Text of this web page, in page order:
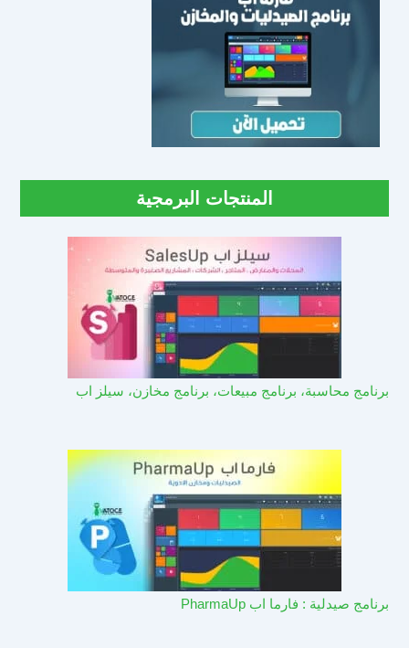
المنتجات البرمجية
برنامج محاسبة، برنامج مبيعات، برنامج مخازن، سيلز اب
برنامج صيدلية : فارما اب PharmaUp​